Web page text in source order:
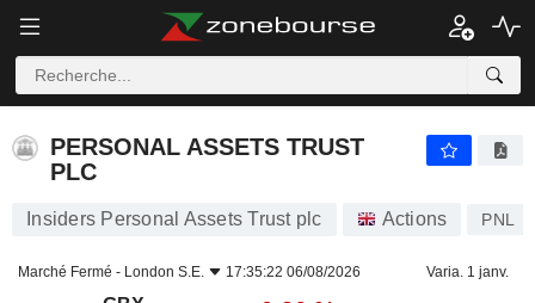
PERSONAL ASSETS TRUST
PLC
Insiders Personal Assets Trust plc Actions PNL
Marché Fermé - London S.E. 17:35:22 06/08/2026 Varia. 1 janv.